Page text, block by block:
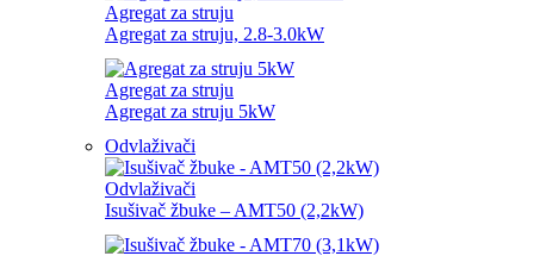
Agregat za struju
Agregat za struju, 2.8-3.0kW
Agregat za struju
Agregat za struju 5kW
Odvlaživači
Odvlaživači
Isušivač žbuke – AMT50 (2,2kW)